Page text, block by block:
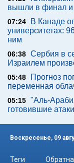
вышли в финал и
07:24
В Канаде
университетах:
ним
06:38 Сербия в
Израилем
05:48
Прогноз
переменная
05:15 "Аль-
готовившие
Воскресенье, 09
Теги